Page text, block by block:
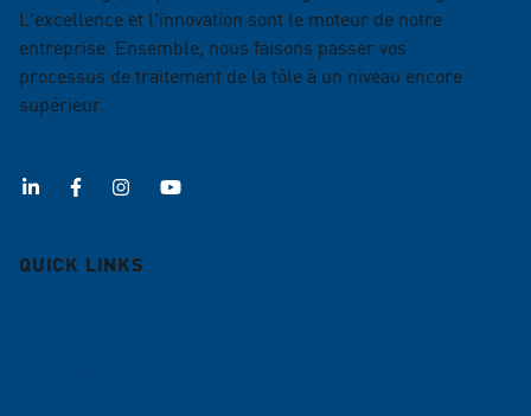
L'excellence et l'innovation sont le moteur de notre
entreprise. Ensemble, nous faisons passer vos
processus de traitement de la tôle à un niveau encore
supérieur.
QUICK LINKS